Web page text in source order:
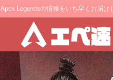
Apex Legendsの情報をいち早くお届け